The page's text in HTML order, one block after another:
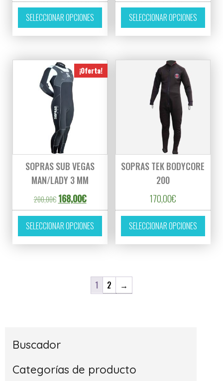
SELECCIONAR OPCIONES
Este producto tiene múltiples variantes.
SELECCIONAR OPCIONES
Este
¡Oferta!
SOPRAS SUB VEGAS
MAN/LADY 3 MM
200,00€ El precio original era: 200,00€.
168,00€El precio actual es: 168,00€.
SELECCIONAR OPCIONES
Este producto tiene múltiples variantes.
SOPRAS TEK BODYCORE
200
170,00€
SELECCIONAR OPCIONES
Este
1 2 →
Buscador
Categorías de producto